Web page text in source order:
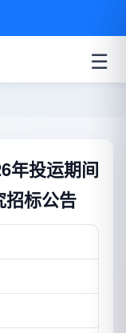
☰
年投运期间
招标公告